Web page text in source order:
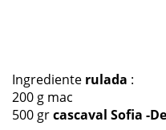
Ingrediente rulada :
200 g mac
500 grcascaval Sofia -